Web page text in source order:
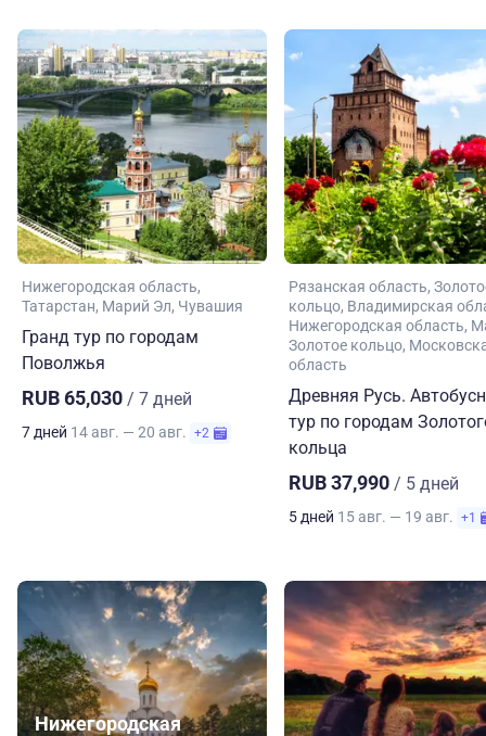
Нижегородская область
Татарстан Марий Эл Чувашия
Гранд тур по городам
Поволжья
RUB 65,030 / 7 дней
7 дней 14 авг. — 20 авг. +2
Рязанская область
кольцо Владимирская
Нижегородская область
Золотое кольцо
область
Древняя Русь.
тур по городам
кольца
RUB 37,990 / 5 дней
5 дней 15 авг. — 19 авг. +1
Нижегородская